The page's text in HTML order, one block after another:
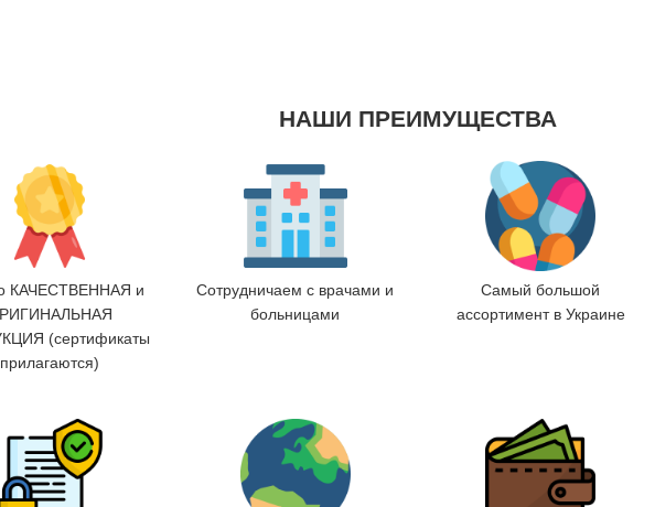
НАШИ ПРЕИМУЩЕСТВА
КАЧЕСТВЕННАЯ и
(сертификаты
прилагаются)
Сотрудничаем с врачами и
больницами
Самый большой
ассортимент в Украине